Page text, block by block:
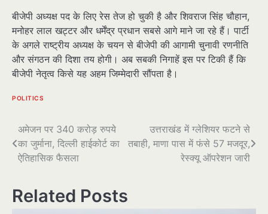
बीजेपी अध्यक्ष पद के लिए रेस तेज हो चुकी है और शिवराज सिंह चौहान,
मनोहर लाल खट्टर और धर्मेंद्र प्रधान सबसे आगे माने जा रहे हैं। पार्टी
के अगले राष्ट्रीय अध्यक्ष के चयन से बीजेपी की आगामी चुनावी रणनीति
और संगठन की दिशा तय होगी। अब सबकी निगाहें इस पर टिकी हैं कि
बीजेपी नेतृत्व किसे यह अहम जिम्मेदारी सौंपता है।
POLITICS
पोस्ट
नेविगेशन
अमेजन पर 340 करोड़ रुपये
का जुर्माना, दिल्ली हाईकोर्ट का
ऐतिहासिक फैसला
उत्तराखंड में ग्लेशियर फटने से
तबाही, माणा पास में फंसे 57 मजदूर,
रेस्क्यू ऑपरेशन जारी
Related Posts